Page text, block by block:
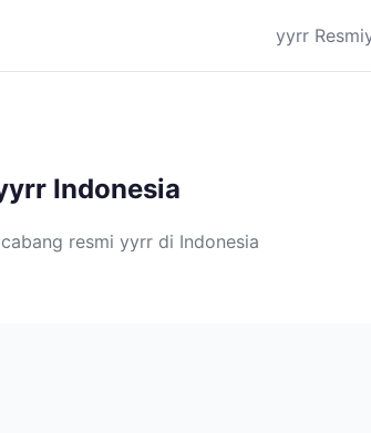
yyrr Resmi
Indonesia
resmi yyrr di Indonesia